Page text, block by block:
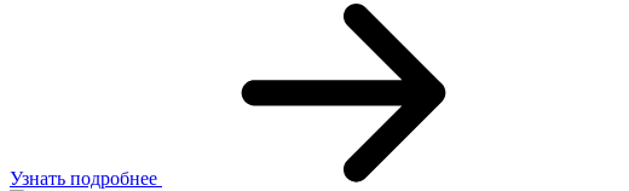
Узнать подробнее